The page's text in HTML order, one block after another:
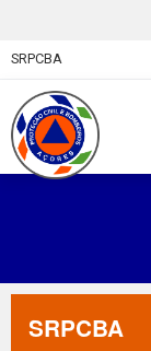
SRPCBA
SRPCBA